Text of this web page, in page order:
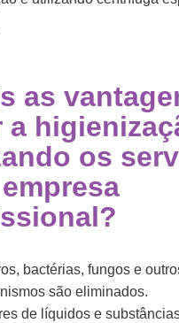
as
a
os
bactérias, fungos e
são eliminados.
de líquidos e